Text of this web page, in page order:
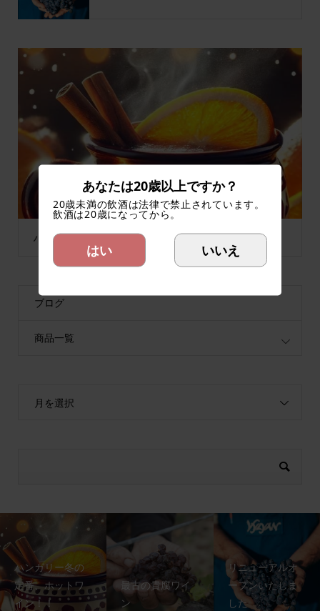
ハンガリー冬の定番、ホットワイン！！
1 2 3
ブログ
商品一覧
月を選択
ハンガリー冬の
定番、ホットワ
イン！！
最古の貴腐ワイ
ン
リニューアルオ
ープンいたしま
した
あなたは20歳以上ですか？
20歳未満の飲酒は法律で禁止されています。
飲酒は20歳になってから。
はい いいえ